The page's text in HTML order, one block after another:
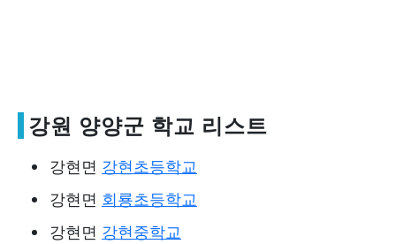
강원 양양군 학교 리스트
강현면 강현초등학교
강현면 회룡초등학교
강현면 강현중학교